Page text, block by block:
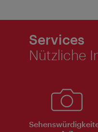
Services
Nützliche